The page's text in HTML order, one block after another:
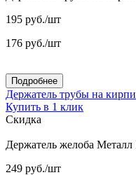
195 руб./шт
176 руб./шт
Подробнее
Держатель трубы на
Купить в 1 клик
Скидка
Держатель желоба
249 руб./шт